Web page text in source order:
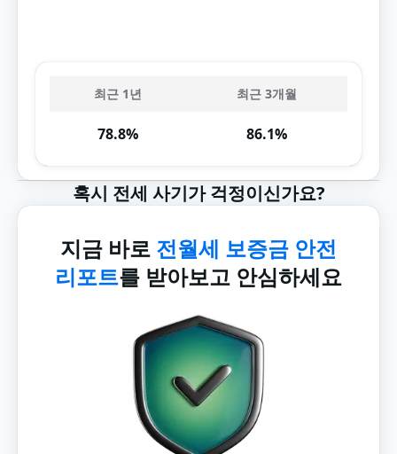
최근 1년 최근 3개월
78.8% 86.1%
혹시 전세 사기가 걱정이신가요?
지금 바로 전월세 보증금 안전
리포트를 받아보고 안심하세요